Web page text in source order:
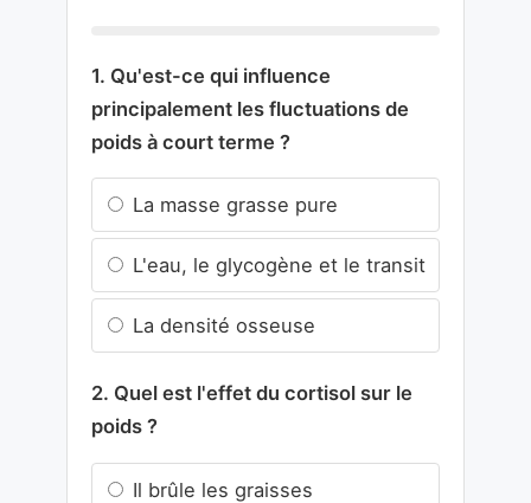
1. Qu'est-ce qui influence
principalement les fluctuations de
poids à court terme ?
La masse grasse pure
L'eau, le glycogène et le transit
La densité osseuse
2. Quel est l'effet du cortisol sur le
poids ?
Il brûle les graisses